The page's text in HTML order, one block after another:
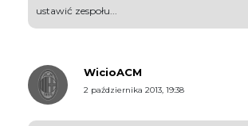
ustawić zespołu...
WicioACM
2 października 2013, 19:38